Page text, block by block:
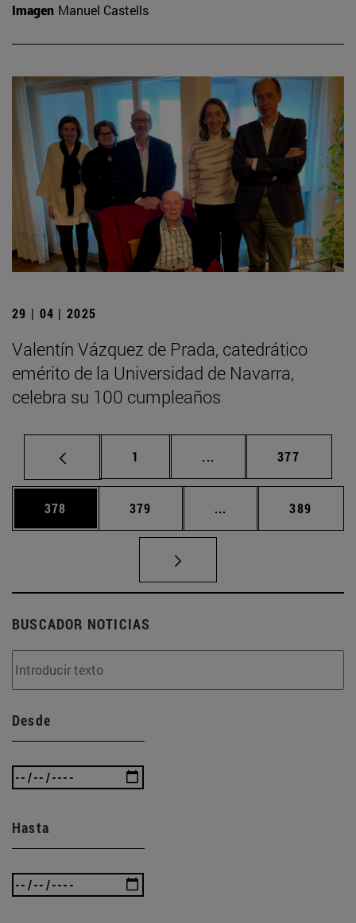
Imagen Manuel Castells
29 | 04 | 2025
Valentín Vázquez de Prada, catedrático
emérito de la Universidad de Navarra,
celebra su 100 cumpleaños
Página
1 ... Páginas intermedias
Página
377
Página
378 Página
379 ... Páginas intermedias
Página
389
BUSCADOR NOTICIAS
Desde
Hasta